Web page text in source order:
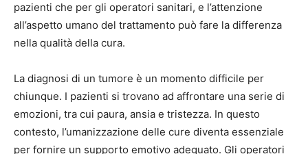
pazienti che per gli operatori sanitari, e l’attenzione
all’aspetto umano del trattamento può fare la differenza
nella qualità della cura.
La diagnosi di un tumore è un momento difficile per
chiunque. I pazienti si trovano ad affrontare una serie di
emozioni, tra cui paura, ansia e tristezza. In questo
contesto, l’umanizzazione delle cure diventa essenziale
per fornire un supporto emotivo adeguato. Gli operatori